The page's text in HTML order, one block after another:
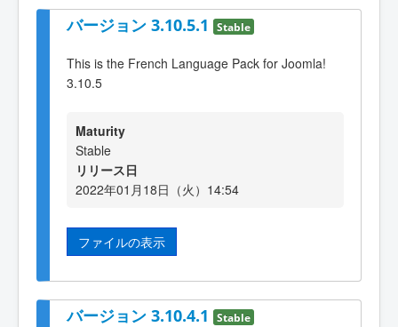
バージョン 3.10.5.1 Stable
This is the French Language Pack for Joomla!
3.10.5
Maturity
Stable
リリース日
2022年01月18日（火）14:54
ファイルの表示
バージョン 3.10.4.1 Stable